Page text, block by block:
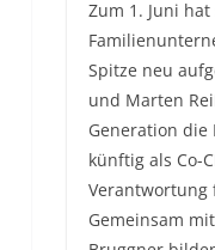
Zum 1. Juni
Spitze neu
und Marten
Generation die
künftig als Co-
Verantwortung
Gemeinsam